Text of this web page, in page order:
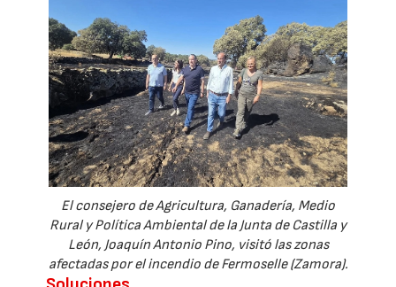
El consejero de Agricultura, Ganadería, Medio
Rural y Política Ambiental de la Junta de Castilla y
León, Joaquín Antonio Pino, visitó las zonas
afectadas por el incendio de Fermoselle (Zamora).